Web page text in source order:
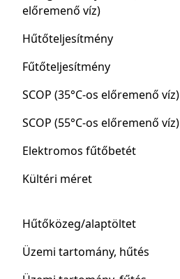
előremenő víz)
Hűtőteljesítmény
Fűtőteljesítmény
SCOP (35°C-os előremenő víz)
SCOP (55°C-os előremenő víz)
Elektromos fűtőbetét
Kültéri méret
Hűtőközeg/alaptöltet
Üzemi tartomány, hűtés